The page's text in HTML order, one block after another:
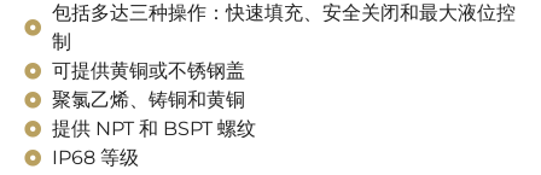
包括多达三种操作：快速填充、安全关闭和最大液位控
制
可提供黄铜或不锈钢盖
聚氯乙烯、铸铜和黄铜
提供 NPT 和 BSPT 螺纹
IP68 等级